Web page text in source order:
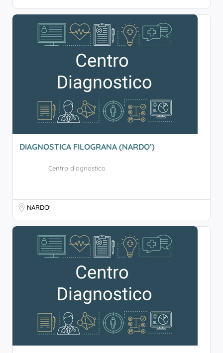
DIAGNOSTICA FILOGRANA (NARDO’)
Centro diagnostico
NARDO'